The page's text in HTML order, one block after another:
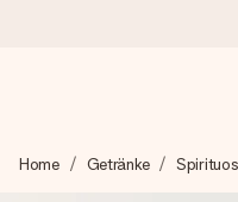
Wir bereiten dein
Home Getränke